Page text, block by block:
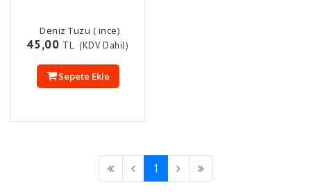
Deniz Tuzu ( ince)
45,00 TL (KDV Dahil)
Sepete Ekle
1